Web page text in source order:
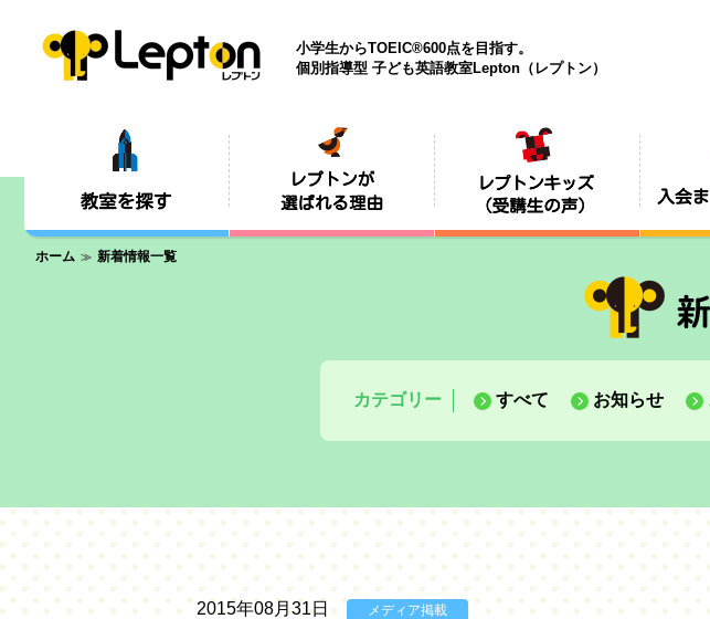
小学生からTOEIC®600点を目指す。
個別指導型 子ども英語教室Lepton（レプトン）
ホーム 新着情報一覧
カテゴリー すべて お知らせ
2015年08月31日 メディア掲載